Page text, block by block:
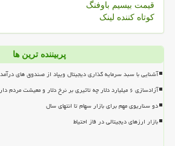
قیمت بیسیم باوفنگ
کوتاه کننده لینک
پربیننده ترین ها
آشنایی با سبد سرمایه گذاری دیجیتال ویپاد از صندوق های
آزادسازی ۶ میلیارد دلار چه تاثیری بر نرخ دلار و معیشت مردم دارد؟
دو سناریوی مهم برای بازار سهام تا انتهای سال
بازار ارزهای دیجیتالی در فاز احتیاط